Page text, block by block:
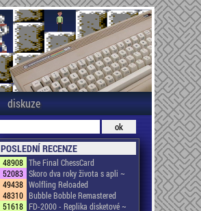
diskuze
POSLEDNÍ RECENZE
48908 The Final ChessCard
52083 Skoro dva roky života s apli ~
49438 Wolfling Reloaded
48310 Bubble Bobble Remastered
51618 FD-2000 - Replika disketové ~